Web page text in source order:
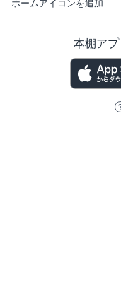
ホームアイコンを追加
本棚アプ